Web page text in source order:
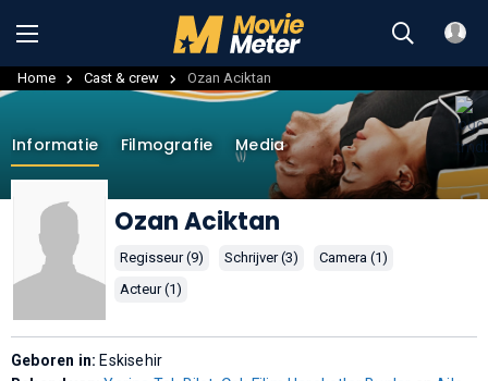
Home Cast & crew Ozan Aciktan
Informatie Filmografie Media
Ozan Aciktan
Regisseur (9) Schrijver (3)
Camera (1)
Acteur (1)
Geboren in: Eskisehir